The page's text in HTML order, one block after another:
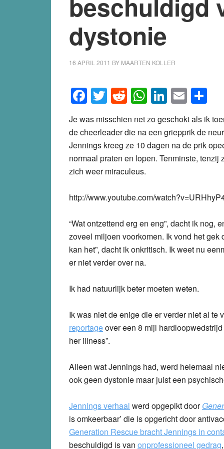
dystonie
16 APRIL 2011 BY MAARTEN KOLLER
Facebook
Twitter
Reddit
WhatsApp
Je was misschien net zo geschokt als ik
de cheerleader die na een griepprik de
Jennings kreeg ze 10 dagen na de prik
normaal praten en lopen. Tenminste,
zich weer miraculeus.
http://www.youtube.com/
“Wat ontzettend erg en eng”, dacht ik
zoveel miljoen voorkomen. Ik vond het gek
kan het”, dacht ik onkritisch. Ik weet nu
er niet verder over na.
Ik had natuurlijk beter moeten weten.
Ik was niet de enige die er verder niet al
reportageover een 8 mijl
her illness”.
Alleen wat Jennings had, werd helemaal
ook geen dystonie maar juist een
Jennings verhaal werd opgepikt door
is omkeerbaar’ die is opgericht door
Generation Rescue bracht Jennings in
beschuldigd is van onprofessioneel gedrag